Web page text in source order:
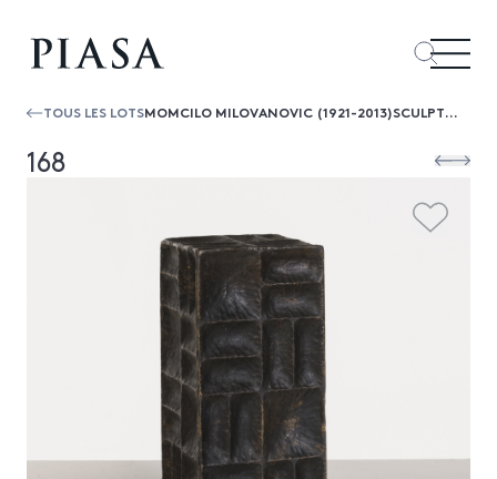
TOUS LES LOTS MOMCILO MILOVANOVIC (1921-2013)SCULPTURE
168